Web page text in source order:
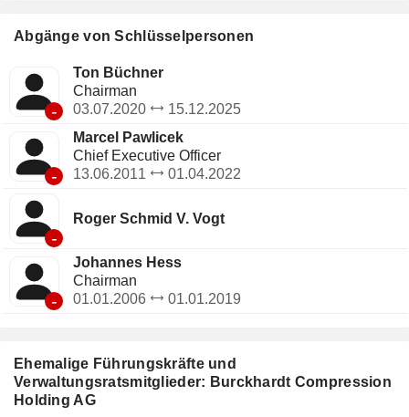
Ehemalige Führungskräfte und
Verwaltungsratsmitglieder: Burckhardt Compression
Holding AG
Südkorea.
Abgänge von Schlüsselpersonen
-
Ton Büchner
Chairman
03.07.2020
15.12.2025
-
Marcel Pawlicek
Chief Executive Officer
13.06.2011
01.04.2022
-
Roger Schmid V. Vogt
-
Johannes Hess
Chairman
01.01.2006
01.01.2019